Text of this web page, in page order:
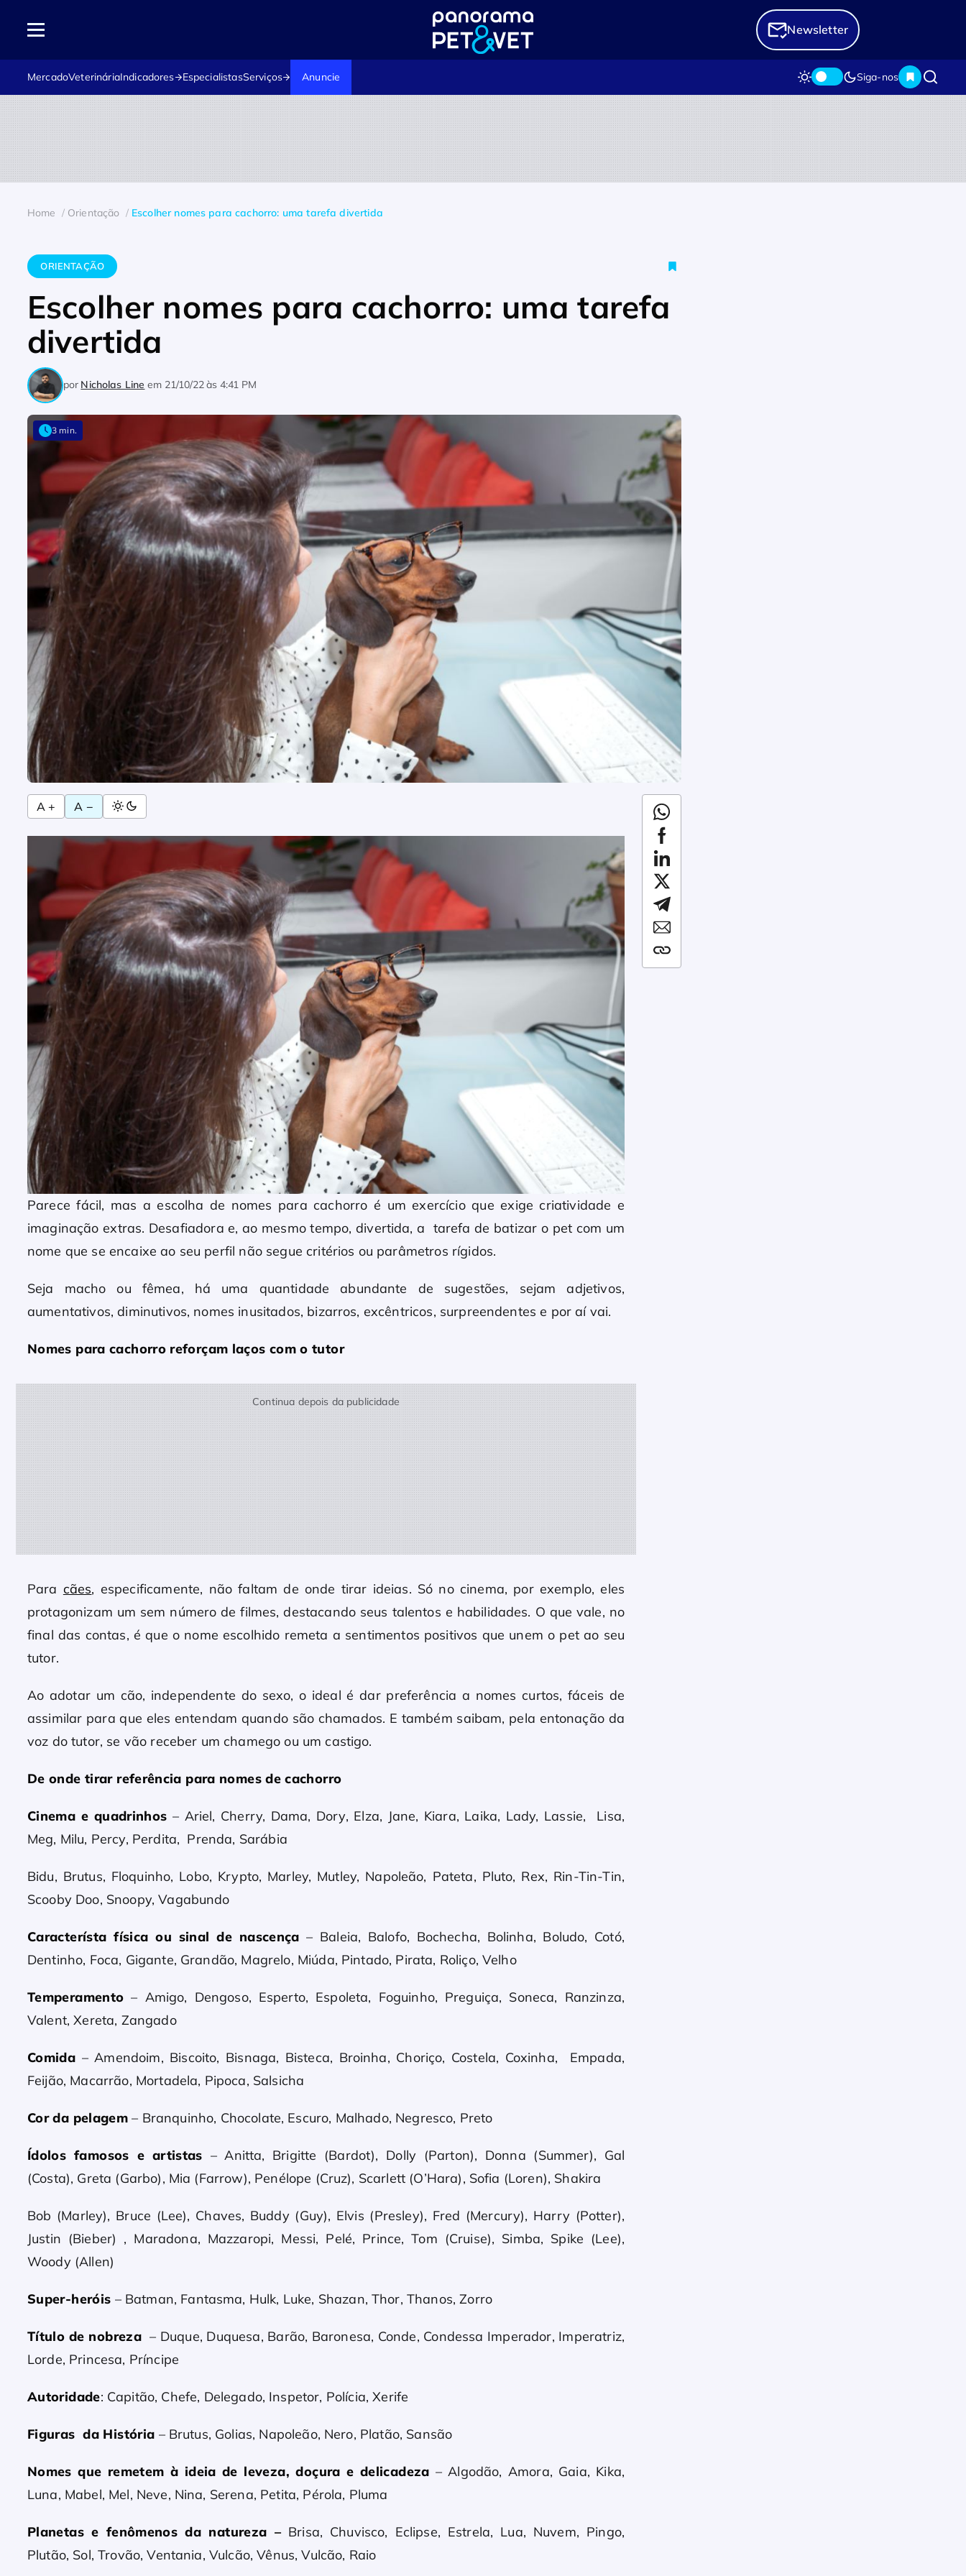
Newsletter
MercadoVeterináriaIndicadores EspecialistasServiços Anuncie Siga-nos
Home Orientação Escolher nomes para cachorro: uma tarefa divertida
ORIENTAÇÃO
Escolher nomes para cachorro: uma tarefa
divertida
por Nicholas Line em 21/10/22 às 4:41 PM
3 min.
A + A −
Parece fácil, mas a escolha de nomes para cachorro é um exercício que exige criatividade e
imaginação extras. Desafiadora e, ao mesmo tempo, divertida, a tarefa de batizar o pet com um
nome que se encaixe ao seu perfil não segue critérios ou parâmetros rígidos.
Seja macho ou fêmea, há uma quantidade abundante de sugestões, sejam adjetivos,
aumentativos, diminutivos, nomes inusitados, bizarros, excêntricos, surpreendentes e por aí vai.
Nomes para cachorro reforçam laços com o tutor
Continua depois da publicidade
Para cães, especificamente, não faltam de onde tirar ideias. Só no cinema, por exemplo, eles
protagonizam um sem número de filmes, destacando seus talentos e habilidades. O que vale, no
final das contas, é que o nome escolhido remeta a sentimentos positivos que unem o pet ao seu
tutor.
Ao adotar um cão, independente do sexo, o ideal é dar preferência a nomes curtos, fáceis de
assimilar para que eles entendam quando são chamados. E também saibam, pela entonação da
voz do tutor, se vão receber um chamego ou um castigo.
De onde tirar referência para nomes de cachorro
Cinema e quadrinhos – Ariel, Cherry, Dama, Dory, Elza, Jane, Kiara, Laika, Lady, Lassie, Lisa,
Meg, Milu, Percy, Perdita, Prenda, Sarábia
Bidu, Brutus, Floquinho, Lobo, Krypto, Marley, Mutley, Napoleão, Pateta, Pluto, Rex, Rin-Tin-Tin,
Scooby Doo, Snoopy, Vagabundo
Característa física ou sinal de nascença – Baleia, Balofo, Bochecha, Bolinha, Boludo, Cotó,
Dentinho, Foca, Gigante, Grandão, Magrelo, Miúda, Pintado, Pirata, Roliço, Velho
Temperamento – Amigo, Dengoso, Esperto, Espoleta, Foguinho, Preguiça, Soneca, Ranzinza,
Valent, Xereta, Zangado
Comida – Amendoim, Biscoito, Bisnaga, Bisteca, Broinha, Choriço, Costela, Coxinha, Empada,
Feijão, Macarrão, Mortadela, Pipoca, Salsicha
Cor da pelagem – Branquinho, Chocolate, Escuro, Malhado, Negresco, Preto
Ídolos famosos e artistas – Anitta, Brigitte (Bardot), Dolly (Parton), Donna (Summer), Gal
(Costa), Greta (Garbo), Mia (Farrow), Penélope (Cruz), Scarlett (O’Hara), Sofia (Loren), Shakira
Bob (Marley), Bruce (Lee), Chaves, Buddy (Guy), Elvis (Presley), Fred (Mercury), Harry (Potter),
Justin (Bieber) , Maradona, Mazzaropi, Messi, Pelé, Prince, Tom (Cruise), Simba, Spike (Lee),
Woody (Allen)
Super-heróis – Batman, Fantasma, Hulk, Luke, Shazan, Thor, Thanos, Zorro
Título de nobreza – Duque, Duquesa, Barão, Baronesa, Conde, Condessa Imperador, Imperatriz,
Lorde, Princesa, Príncipe
Autoridade: Capitão, Chefe, Delegado, Inspetor, Polícia, Xerife
Figuras da História – Brutus, Golias, Napoleão, Nero, Platão, Sansão
Nomes que remetem à ideia de leveza, doçura e delicadeza – Algodão, Amora, Gaia, Kika,
Luna, Mabel, Mel, Neve, Nina, Serena, Petita, Pérola, Pluma
Planetas e fenômenos da natureza – Brisa, Chuvisco, Eclipse, Estrela, Lua, Nuvem, Pingo,
Plutão, Sol, Trovão, Ventania, Vulcão, Vênus, Vulcão, Raio